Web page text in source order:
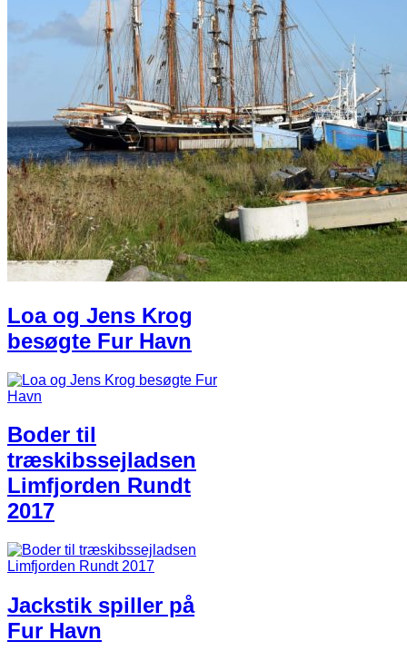
​Loa og Jens Krog
besøgte Fur Havn​
Boder til
træskibssejladsen
Limfjorden Rundt
2017
Jackstik spiller på
Fur Havn